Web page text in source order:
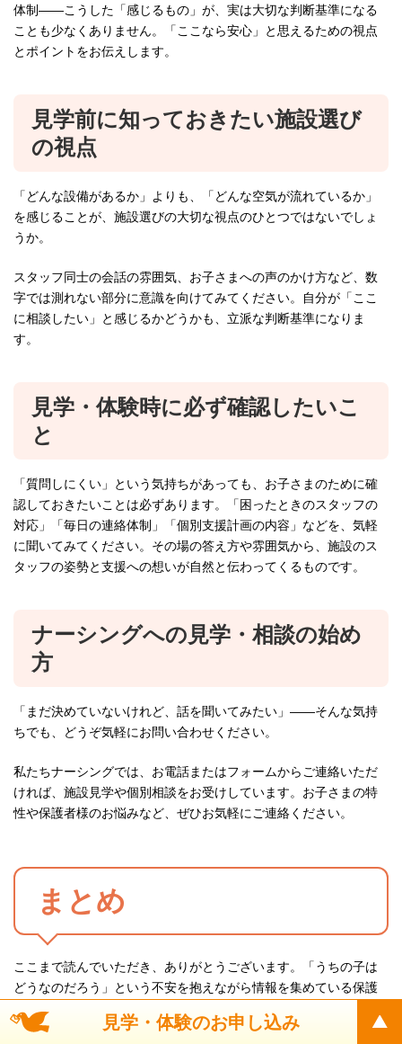
体制——こうした「感じるもの」が、実は大切な判断基準になる
ことも少なくありません。「ここなら安心」と思えるための視点
とポイントをお伝えします。
見学前に知っておきたい施設選び
の視点
「どんな設備があるか」よりも、「どんな空気が流れているか」
を感じることが、施設選びの大切な視点のひとつではないでしょ
うか。
スタッフ同士の会話の雰囲気、お子さまへの声のかけ方など、数
字では測れない部分に意識を向けてみてください。自分が「ここ
に相談したい」と感じるかどうかも、立派な判断基準になりま
す。
見学・体験時に必ず確認したいこ
と
「質問しにくい」という気持ちがあっても、お子さまのために確
認しておきたいことは必ずあります。「困ったときのスタッフの
対応」「毎日の連絡体制」「個別支援計画の内容」などを、気軽
に聞いてみてください。その場の答え方や雰囲気から、施設のス
タッフの姿勢と支援への想いが自然と伝わってくるものです。
ナーシングへの見学・相談の始め
方
「まだ決めていないけれど、話を聞いてみたい」——そんな気持
ちでも、どうぞ気軽にお問い合わせください。
私たちナーシングでは、お電話またはフォームからご連絡いただ
ければ、施設見学や個別相談をお受けしています。お子さまの特
性や保護者様のお悩みなど、ぜひお気軽にご連絡ください。
まとめ
ここまで読んでいただき、ありがとうございます。「うちの子は
どうなのだろう」という不安を抱えながら情報を集めている保護
に、この記事でお伝えした重要なポイントを振り返ります。
見学・体験のお申し込み